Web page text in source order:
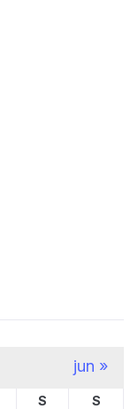
S S
jun »